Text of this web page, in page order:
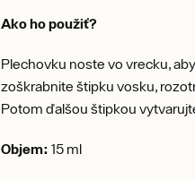
Ako ho použiť?
Plechovku noste vo vrecku,
zoškrabnite štipku vosku,
Potom ďalšou štipkou
Objem: 15 ml